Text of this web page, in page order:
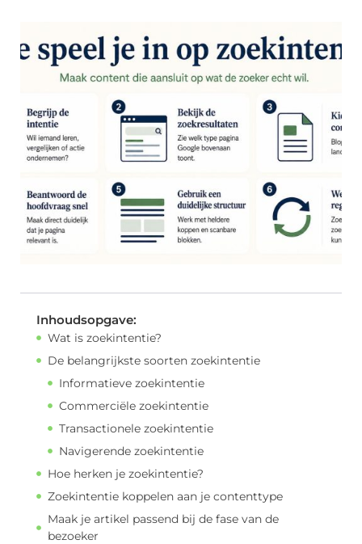
Inhoudsopgave:
Wat is zoekintentie?
De belangrijkste soorten zoekintentie
Informatieve zoekintentie
Commerciële zoekintentie
Transactionele zoekintentie
Navigerende zoekintentie
Hoe herken je zoekintentie?
Zoekintentie koppelen aan je contenttype
Maak je artikel passend bij de fase van de
bezoeker